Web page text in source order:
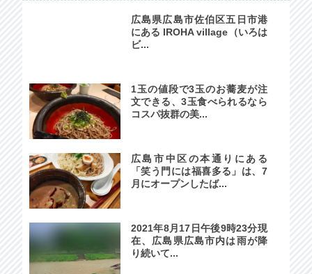
広島県広島市佐伯区五日市港
にある IROHA village（いろは
ビ...
1玉の値段で3玉のお蕎麦が注
文できる、3玉食べられるなら
コスパ抜群の美...
広島市中区の本通りにある
「笑う門には福喜多る」は、7
月にオープンしたば...
2021年8月17日午後9時23分現
在、広島県広島市内は雨が降
り続いて...